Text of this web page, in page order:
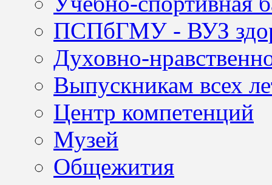
ПСПбГМУ - ВУЗ
Духовно-
Выпускникам всех
Центр компетенций
Музей
Общежития